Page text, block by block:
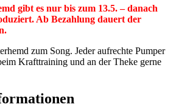
gibt es nur bis zum 13.5. – danach
Ab Bezahlung dauert der
zum Song. Jeder aufrechte Pumper
Krafttraining und an der Theke gerne